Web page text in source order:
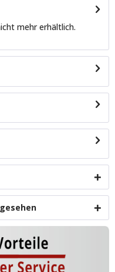
mehr erhältlich.